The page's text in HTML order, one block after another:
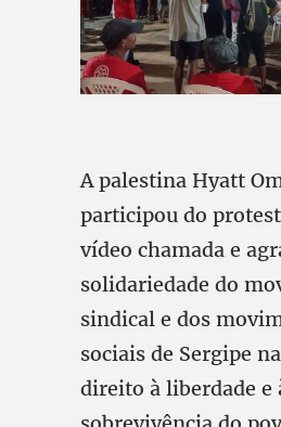
A palestina Hyatt
participou do
vídeo chamada e
solidariedade do
sindical e dos
sociais de Sergipe
direito à liberdade e